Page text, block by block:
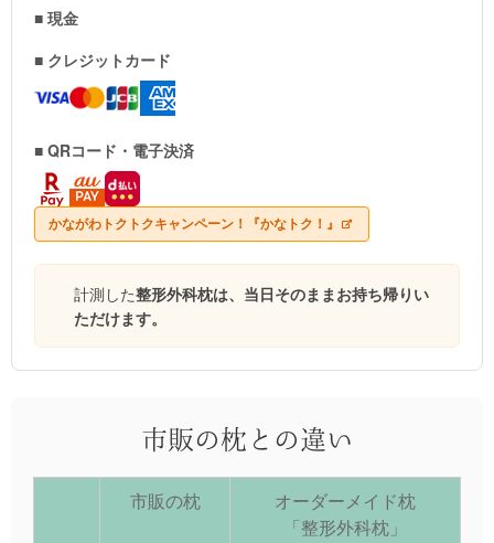
■ 現金
■ クレジットカード
■ QRコード・電子決済
かながわトクトクキャンペーン！『かなトク！』
計測した整形外科枕は、当日そのままお持ち帰りい
ただけます。
市販の枕との違い
市販の枕
オーダーメイド枕
「整形外科枕」